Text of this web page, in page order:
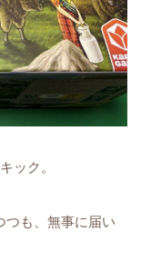
ック。
つも、無事に届い